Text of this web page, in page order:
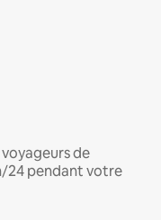
de
24 pendant votre